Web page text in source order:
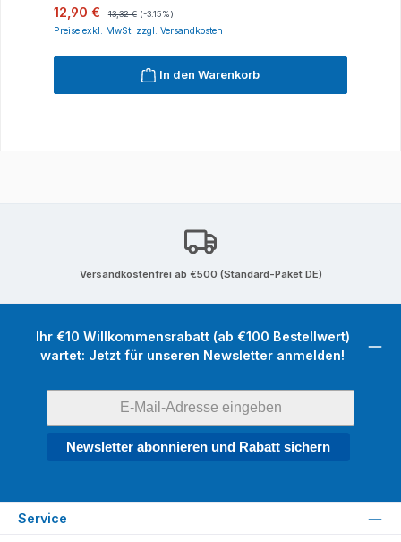
Verkaufspreis:
12,90 € 13,32 € (-3.15%)
Preise exkl. MwSt. zzgl. Versandkosten
In den Warenkorb
Versandkostenfrei ab €500 (Standard-Paket DE)
Ihr €10 Willkommensrabatt (ab €100 Bestellwert)
wartet: Jetzt für unseren Newsletter anmelden!
Newsletter abonnieren und Rabatt sichern
Service